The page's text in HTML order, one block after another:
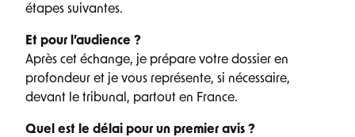
étapes suivantes.
Et pour l’audience ?
Après cet échange, je prépare votre dossier en
profondeur et je vous représente, si nécessaire,
devant le tribunal, partout en France.
Quel est le délai pour un premier avis ?